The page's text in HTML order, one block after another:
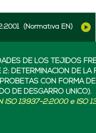
(Normativa EN)
DE LOS TEJIDOS
2: DETERMINACIÓN DE LA
CON FORMA DE
DE DESGARRO ÚNICO).
ISO 13937-2:2000 e ISO